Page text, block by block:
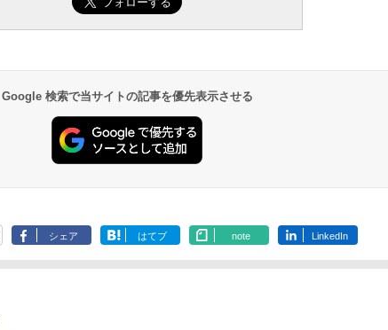
Google 検索で当サイトの記事を優先表示させる
シェア はてブ note LinkedIn